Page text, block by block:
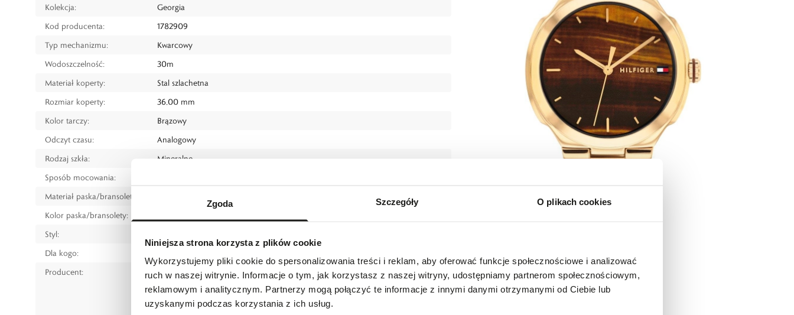
Zgoda Szczegóły O plikach cookies
Niniejsza strona korzysta z plików cookie
Wykorzystujemy pliki cookie do spersonalizowania treści i reklam, aby oferować funkcje społecznościowe i analizować
ruch w naszej witrynie. Informacje o tym, jak korzystasz z naszej witryny, udostępniamy partnerom społecznościowym,
reklamowym i analitycznym. Partnerzy mogą połączyć te informacje z innymi danymi otrzymanymi od Ciebie lub
uzyskanymi podczas korzystania z ich usług.
Kolekcja:
Georgia
Kod producenta:
1782909
Typ mechanizmu:
Kwarcowy
Wodoszczelność:
30m
Materiał koperty:
Stal szlachetna
Rozmiar koperty:
36,00 mm
Kolor tarczy:
Brązowy
Odczyt czasu:
Analogowy
Rodzaj szkła:
Mineralne
Sposób mocowania:
Materiał paska/bransolety:
Kolor paska/bransolety:
Styl:
Dla kogo:
Producent:
TOMMY HILFIGER
Movado Group, Inc., 650 From Rd., Ste. 375, Paramus, NJ 07652-3556
tel.: 2012678000